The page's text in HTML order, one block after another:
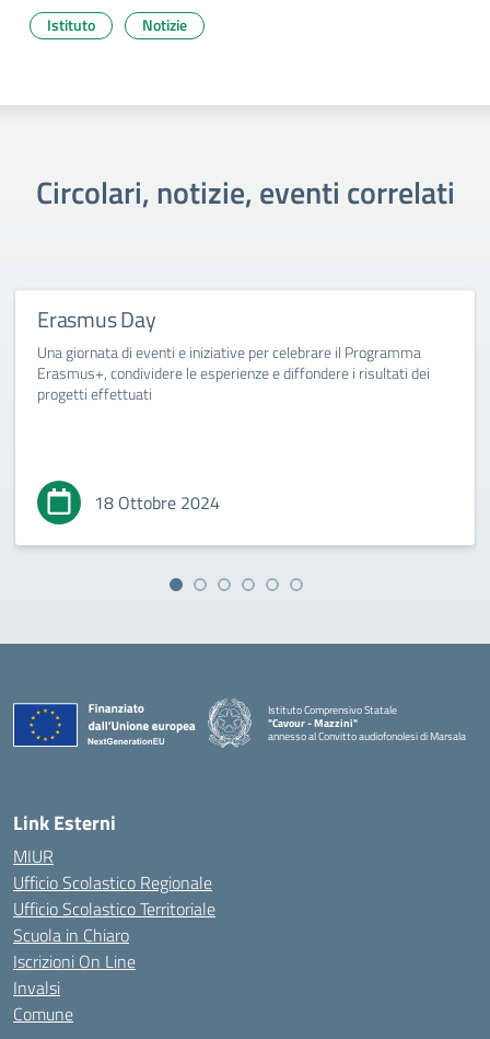
Istituto Notizie
Circolari, notizie, eventi correlati
Erasmus Day
Una giornata di eventi e iniziative per celebrare il Programma
Erasmus+, condividere le esperienze e diffondere i risultati dei
progetti effettuati
18 Ottobre 2024
Istituto Comprensivo Statale
"Cavour - Mazzini"
annesso al Convitto audiofonolesi di Marsala
Link Esterni
MIUR
Ufficio Scolastico Regionale
Ufficio Scolastico Territoriale
Scuola in Chiaro
Iscrizioni On Line
Invalsi
Comune